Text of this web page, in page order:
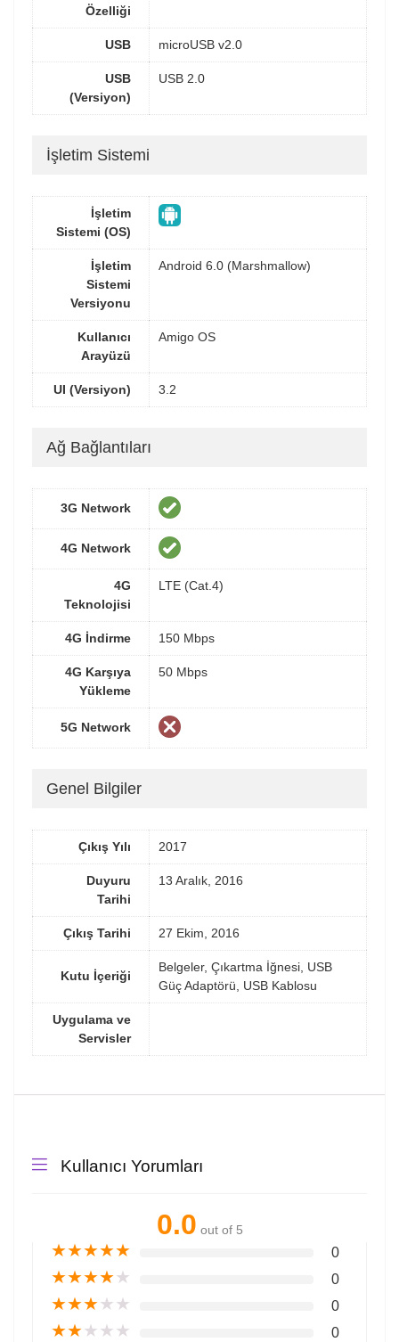
Özelliği
USB microUSB v2.0
USB
(Versiyon)
USB 2.0
İşletim Sistemi
İşletim
Sistemi (OS)
İşletim
Sistemi
Versiyonu
Android 6.0 (Marshmallow)
Kullanıcı
Arayüzü
Amigo OS
UI (Versiyon) 3.2
Ağ Bağlantıları
3G Network
4G Network
4G
Teknolojisi
LTE (Cat.4)
4G İndirme 150 Mbps
4G Karşıya
Yükleme
50 Mbps
5G Network
Genel Bilgiler
Çıkış Yılı 2017
Duyuru
Tarihi
13 Aralık, 2016
Çıkış Tarihi 27 Ekim, 2016
Kutu İçeriği
Belgeler, Çıkartma İğnesi, USB
Güç Adaptörü, USB Kablosu
Uygulama ve
Servisler
Kullanıcı Yorumları
0.0 out of 5
★★★★★ 0
★★★★★ 0
★★★★★ 0
★★★★★ 0